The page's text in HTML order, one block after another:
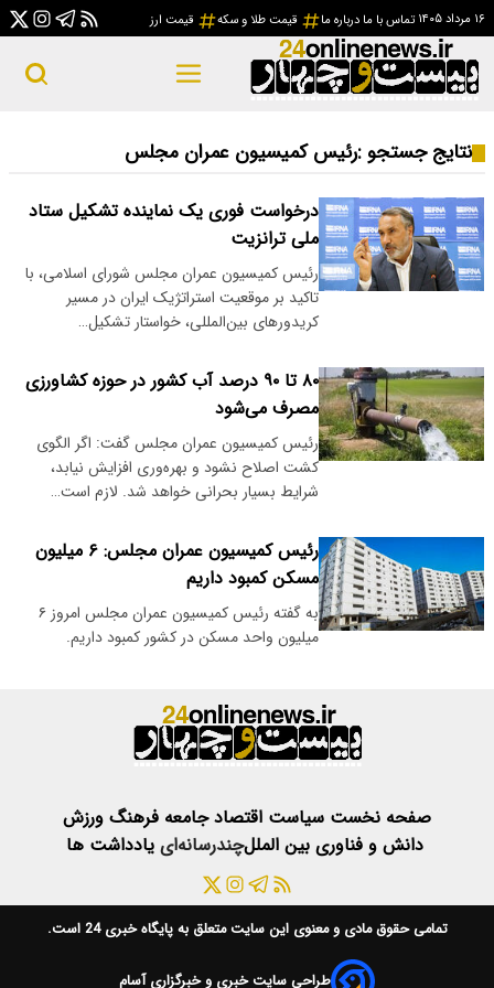
۱۶ مرداد ۱۴۰۵ تماس با ما درباره ما قیمت طلا و سکه قیمت ارز
نتایج جستجو :رئیس کمیسیون عمران مجلس
درخواست فوری یک نماینده تشکیل ستاد
ملی ترانزیت
رئیس کمیسیون عمران مجلس شورای اسلامی، با
تاکید بر موقعیت استراتژیک ایران در مسیر
کریدورهای بین‌المللی، خواستار تشکیل…
۸۰ تا ۹۰ درصد آب کشور در حوزه کشاورزی
مصرف می‌شود
رئیس کمیسیون عمران مجلس گفت: اگر الگوی
کشت اصلاح نشود و بهره‌وری افزایش نیابد،
شرایط بسیار بحرانی خواهد شد. لازم است…
رئیس کمیسیون عمران مجلس: ۶ میلیون
مسکن کمبود داریم
به گفته رئیس کمیسیون عمران مجلس امروز ۶
میلیون واحد مسکن در کشور کمبود داریم.
صفحه نخست سیاست اقتصادجامعه فرهنگ ورزش
دانش و فناوری بین المللچندرسانه‌ای یادداشت ها
تمامی حقوق مادی و معنوی این سایت متعلق بهپایگاه خبری 24 است.
طراحی سایت خبری و خبرگزاری آسام